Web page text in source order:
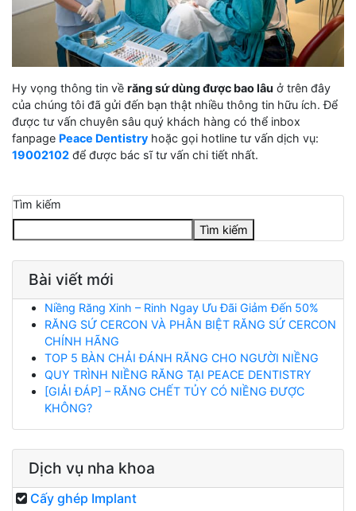
Hy vọng thông tin về răng sứ dùng được bao lâu ở trên đây
của chúng tôi đã gửi đến bạn thật nhiều thông tin hữu ích. Để
được tư vấn chuyên sâu quý khách hàng có thể inbox
fanpage Peace Dentistry hoặc gọi hotline tư vấn dịch vụ:
19002102 để được bác sĩ tư vấn chi tiết nhất.
Tìm kiếm
Tìm kiếm
Bài viết mới
Niềng Răng Xinh – Rinh Ngay Ưu Đãi Giảm Đến 50%
RĂNG SỨ CERCON VÀ PHÂN BIỆT RĂNG SỨ CERCON
CHÍNH HÃNG
TOP 5 BÀN CHẢI ĐÁNH RĂNG CHO NGƯỜI NIỀNG
QUY TRÌNH NIỀNG RĂNG TẠI PEACE DENTISTRY
[GIẢI ĐÁP] – RĂNG CHẾT TỦY CÓ NIỀNG ĐƯỢC
KHÔNG?
Dịch vụ nha khoa
Cấy ghép Implant